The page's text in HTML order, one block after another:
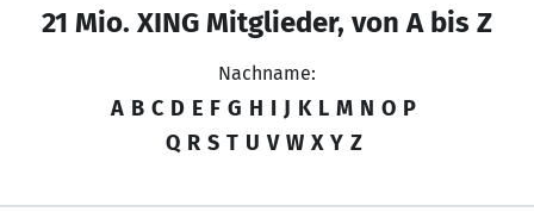
21 Mio. XING Mitglieder, von A bis Z
Nachname:
A B C D E F G H I J K L M N O P
Q R S T U V W X Y Z